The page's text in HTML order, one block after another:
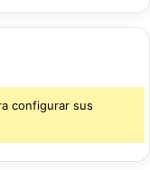
configurar sus